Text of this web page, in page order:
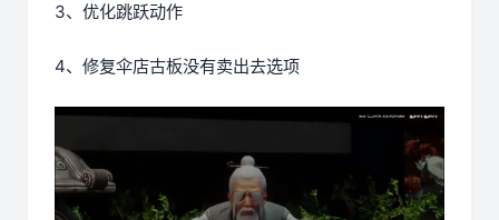
3、优化跳跃动作
4、修复伞店古板没有卖出去选项